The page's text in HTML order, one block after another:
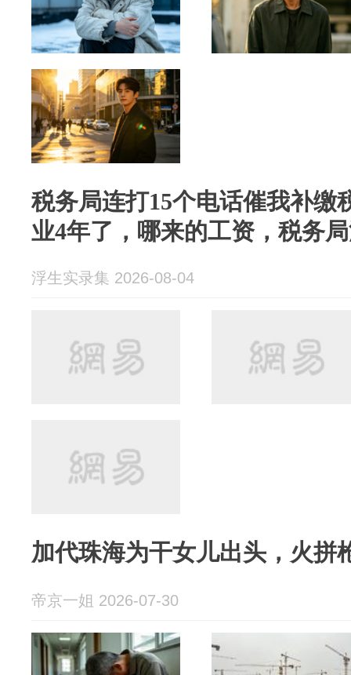
税务局连打15个电话催我补缴
业4年了，哪来的工资，税务
浮生实录集 2026-08-04
加代珠海为干女儿出头，火拼
帝京一姐 2026-07-30